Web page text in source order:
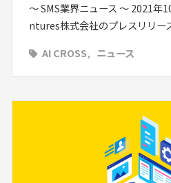
〜 SMS業界ニュース 〜 2021年
ntures株式会社のプレスリリー
AI CROSS
ニュース